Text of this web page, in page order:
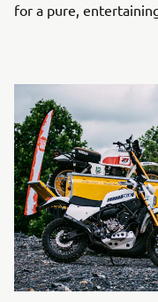
for a pure,